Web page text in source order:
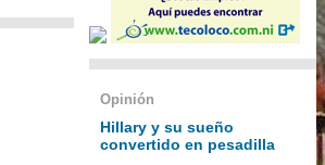
Opinión
Hillary y su sueño
convertido en pesadilla